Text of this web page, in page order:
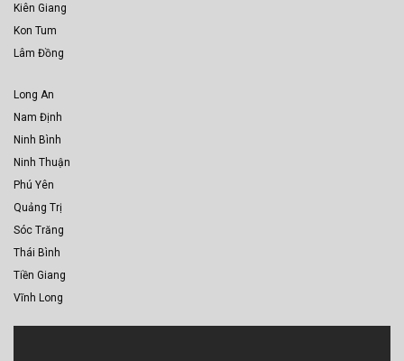
Kiên Giang
Kon Tum
Lâm Đồng
Long An
Nam Định
Ninh Bình
Ninh Thuận
Phú Yên
Quảng Trị
Sóc Trăng
Thái Bình
Tiền Giang
Vĩnh Long